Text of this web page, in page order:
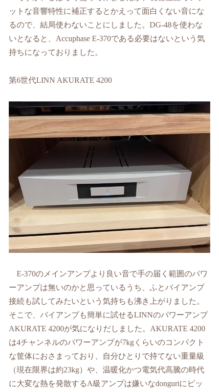
ットな音響特性に補正するとかえって面白くない音にな
るので、結局使わないことにしました。DG-48を使わな
いとなると、Accuphase E-370である必要はないという気
持ちになっておりました。
第6世代LINN AKURATE 4200
E-370のメインアンプより良い音で手の届く範囲のパワ
ーアンプは無いのかと思っているうち、ふとバイアンプ
接続も試してみたいという気持ちも沸き上がりました。
そこで、バイアンプも簡単に試せるLINNのパワーアンプ
AKURATE 4200が気になりだしました。 AKURATE 4200
は4チャンネルのパワーアンプが7kg くらいのコンパクト
な筐体におさまっており、自分ひとりで持てない重量級
（現在限界は約23kg）や、温暖化かつ電気代高騰の時代
に大変な熱を発散するA級アンプは嫌いなdonguriにピッ